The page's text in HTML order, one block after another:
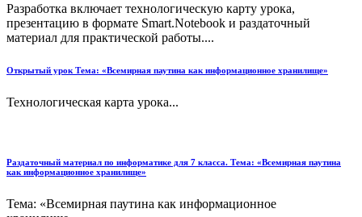
Разработка включает технологическую карту урока,
презентацию в формате Smart.Notebook и раздаточный
материал для практической работы....
Открытый урок Тема: «Всемирная паутина как информационное хранилище»
Технологическая карта урока...
Раздаточный материал по информатике для 7 класса. Тема: «Всемирная паутина
как информационное хранилище»
Тема: «Всемирная паутина как информационное